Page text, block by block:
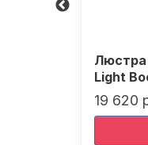
Люстра
Light
19 620